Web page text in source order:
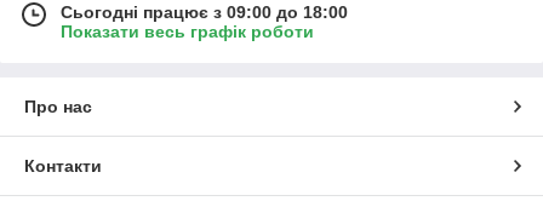
Сьогодні працює з 09:00 до 18:00
Показати весь графік роботи
Про нас
Контакти